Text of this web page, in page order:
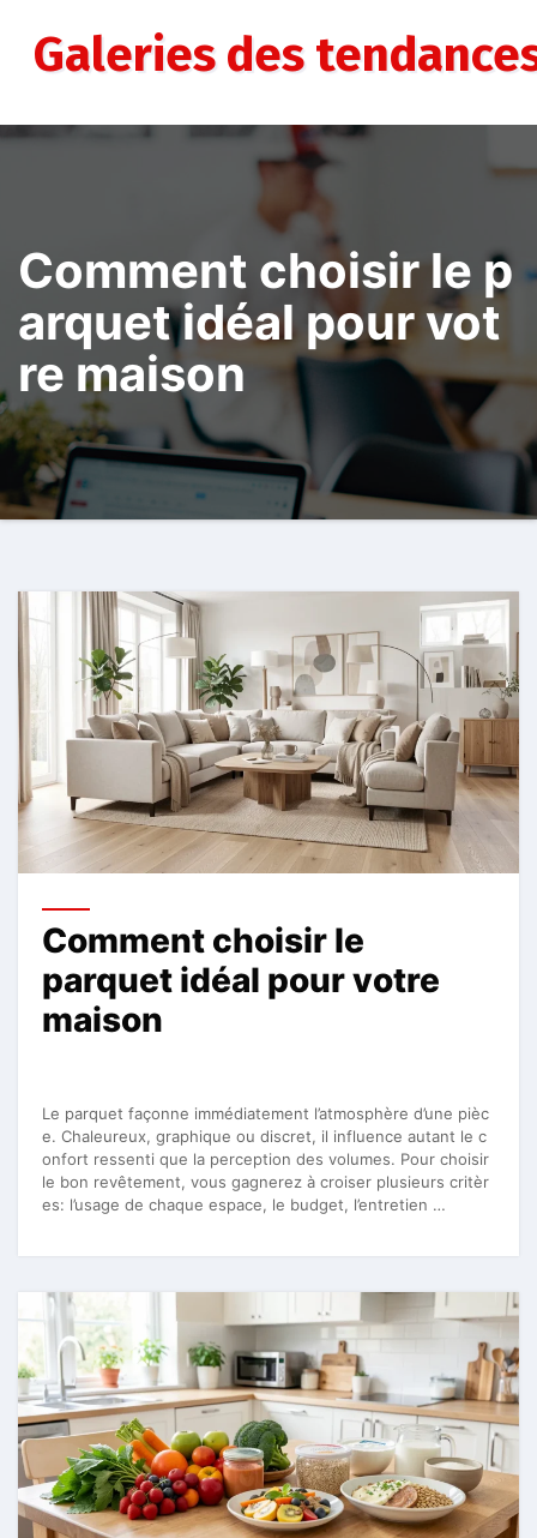
contenuGaleries des
Comment choisir le p
arquet idéal pour vot
re maison
Comment choisir le
parquet idéal pour votre
maison
Le parquet façonne immédiatement l’atmosphère d’une pièc
e. Chaleureux, graphique ou discret, il influence autant le c
onfort ressenti que la perception des volumes. Pour choisir
le bon revêtement, vous gagnerez à croiser plusieurs critèr
es: l’usage de chaque espace, le budget, l’entretien …